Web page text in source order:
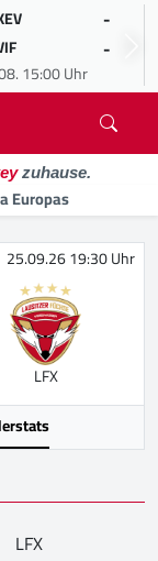
-
-
15:00 Uhr
zuhause.
Europas
25.09.26 19:30 Uhr
LFX
LFX